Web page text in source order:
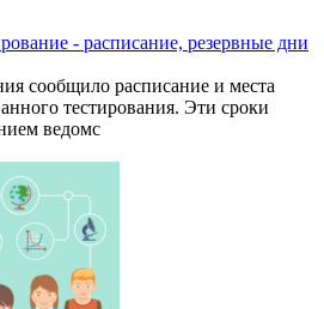
- расписание, резервные дни
сообщило расписание и места
тестирования. Эти сроки
ведомс